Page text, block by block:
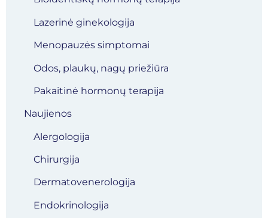
Lazerinė ginekologija
Menopauzės simptomai
Odos, plaukų, nagų priežiūra
Pakaitinė hormonų terapija
Naujienos
Alergologija
Chirurgija
Dermatovenerologija
Endokrinologija